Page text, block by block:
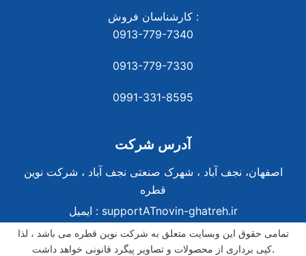
کارشناسان فروش :
0913-779-7340
0913-779-7330
0991-331-8595
آدرس شرکت
اصفهان، نجف آباد ، شهرک صنعتی نجف آباد ، شرکت نوین
قطره
ایمیل : supportATnovin-ghatreh.ir
تمامی حقوق این وبسایت متعلق به شرکت نوین قطره می باشد ، لذا
کپی برداری از محصولات و تصاویر پیگرد قانونی خواهد داشت.